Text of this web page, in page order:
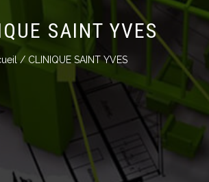
SAINT YVES
/ CLINIQUE SAINT YVES